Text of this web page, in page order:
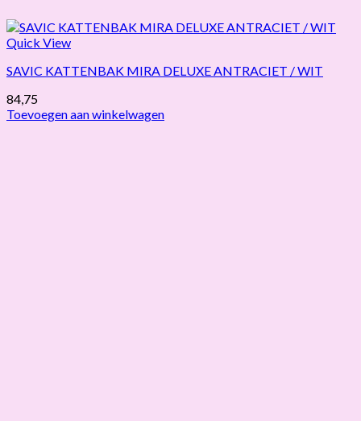
Quick View
SAVIC KATTENBAK MIRA DELUXE ANTRACIET / WIT
84,75
Toevoegen aan winkelwagen